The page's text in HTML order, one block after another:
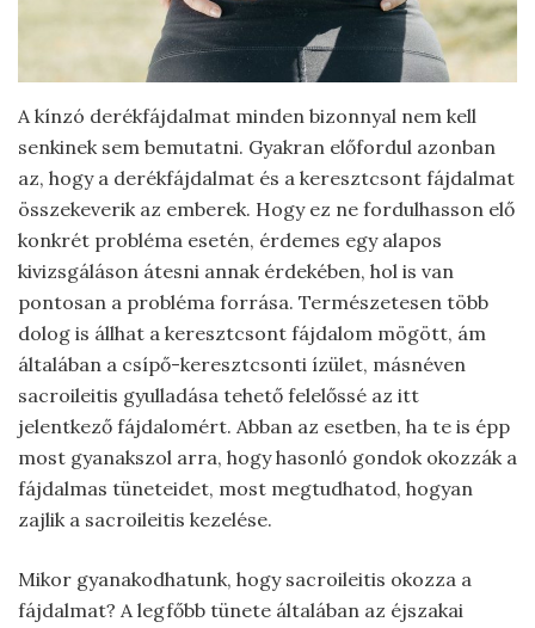
A kínzó derékfájdalmat minden bizonnyal nem kell
senkinek sem bemutatni. Gyakran előfordul azonban
az, hogy a derékfájdalmat és a keresztcsont fájdalmat
összekeverik az emberek. Hogy ez ne fordulhasson elő
konkrét probléma esetén, érdemes egy alapos
kivizsgáláson átesni annak érdekében, hol is van
pontosan a probléma forrása. Természetesen több
dolog is állhat a keresztcsont fájdalom mögött, ám
általában a csípő-keresztcsonti ízület, másnéven
sacroileitis gyulladása tehető felelőssé az itt
jelentkező fájdalomért. Abban az esetben, ha te is épp
most gyanakszol arra, hogy hasonló gondok okozzák a
fájdalmas tüneteidet, most megtudhatod, hogyan
zajlik a sacroileitis kezelése.
Mikor gyanakodhatunk, hogy sacroileitis okozza a
fájdalmat? A legfőbb tünete általában az éjszakai